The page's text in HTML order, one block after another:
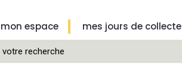
mon espace mes jours de collecte